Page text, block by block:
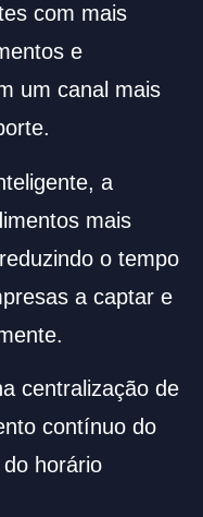
com mais
e
um canal mais
a
mais
o tempo
a captar e
centralização de
contínuo do
horário